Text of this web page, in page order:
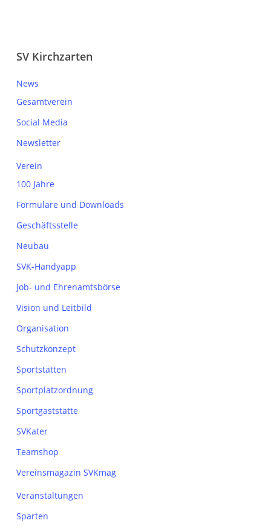
SV Kirchzarten
News
Gesamtverein
Social Media
Newsletter
Verein
100 Jahre
Formulare und Downloads
Geschäftsstelle
Neubau
SVK-Handyapp
Job- und Ehrenamtsbörse
Vision und Leitbild
Organisation
Schutzkonzept
Sportstätten
Sportplatzordnung
Sportgaststätte
SVKater
Teamshop
Vereinsmagazin SVKmag
Veranstaltungen
Sparten